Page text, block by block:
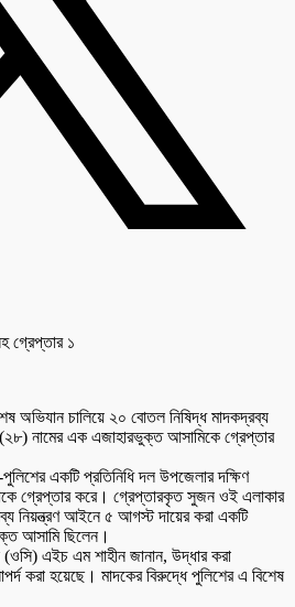
অভিযান চালিয়ে ২০ বোতল নিষিদ্ধ মাদকদ্রব্য
নামের এক এজাহারভুক্ত আসামিকে গ্রেপ্তার
একটি প্রতিনিধি দল উপজেলার দক্ষিণ
গ্রেপ্তার করে। গ্রেপ্তারকৃত সুজন ওই এলাকার
নিয়ন্ত্রণ আইনে ৫ আগস্ট দায়ের করা একটি
আসামি ছিলেন।
(ওসি) এইচ এম শাহীন জানান, উদ্ধার করা
করা হয়েছে। মাদকের বিরুদ্ধে পুলিশের এ বিশেষ